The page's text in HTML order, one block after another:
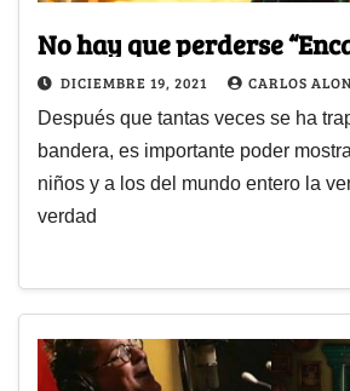
No hay que perderse
DICIEMBRE 19, 2021 CARLOS
Después que tantas veces se ha
bandera, es importante poder
niños y a los del mundo entero la
verdad